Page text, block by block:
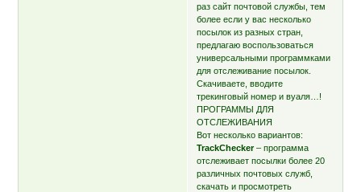
раз сайт почтовой службы, тем
более если у вас несколько
посылок из разных стран,
предлагаю воспользоваться
универсальными программками
для отслеживание посылок.
Скачиваете, вводите
трекинговый номер и вуаля…!
ПРОГРАММЫ ДЛЯ
ОТСЛЕЖИВАНИЯ
Вот несколько вариантов:
TrackChecker– программа
отслеживает посылки более 20
различных почтовых служб,
скачать и просмотреть